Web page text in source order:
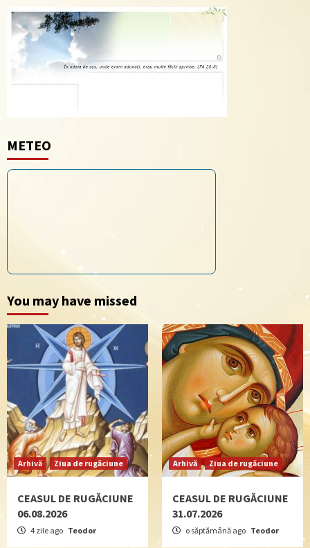
METEO
You may have missed
Arhivă Ziua de rugăciune
CEASUL DE RUGĂCIUNE
06.08.2026
4 zile ago Teodor
Arhivă Ziua de rugăciune
CEASUL DE RUGĂCIUNE
31.07.2026
o săptămână ago Teodor